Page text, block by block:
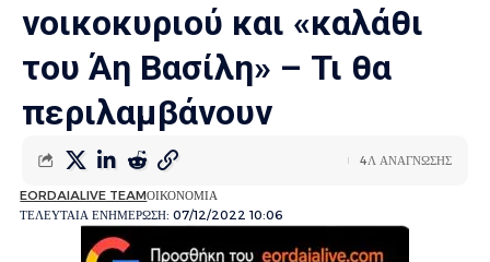
νοικοκυριού και «καλάθι
του Άη Βασίλη» – Τι θα
περιλαμβάνουν
ΤΕΛΕΥΤΑΙΑ ΕΝΗΜΕΡΩΣΗ: 07/12/2022 10:06
EORDAIALIVE TEAMΟΙΚΟΝΟΜΙΑ
4Λ ΑΝΑΓΝΩΣΗΣ